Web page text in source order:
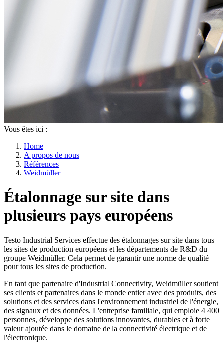
Vous êtes ici :
Home
A propos de nous
Références
Weidmüller
Étalonnage sur site dans
plusieurs pays européens
Testo Industrial Services effectue des étalonnages sur site dans tous
les sites de production européens et les départements de R&D du
groupe Weidmüller. Cela permet de garantir une norme de qualité
pour tous les sites de production.
En tant que partenaire d'Industrial Connectivity, Weidmüller soutient
ses clients et partenaires dans le monde entier avec des produits, des
solutions et des services dans l'environnement industriel de l'énergie,
des signaux et des données. L'entreprise familiale, qui emploie 4 400
personnes, développe des solutions innovantes, durables et à forte
valeur ajoutée dans le domaine de la connectivité électrique et de
l'électronique.